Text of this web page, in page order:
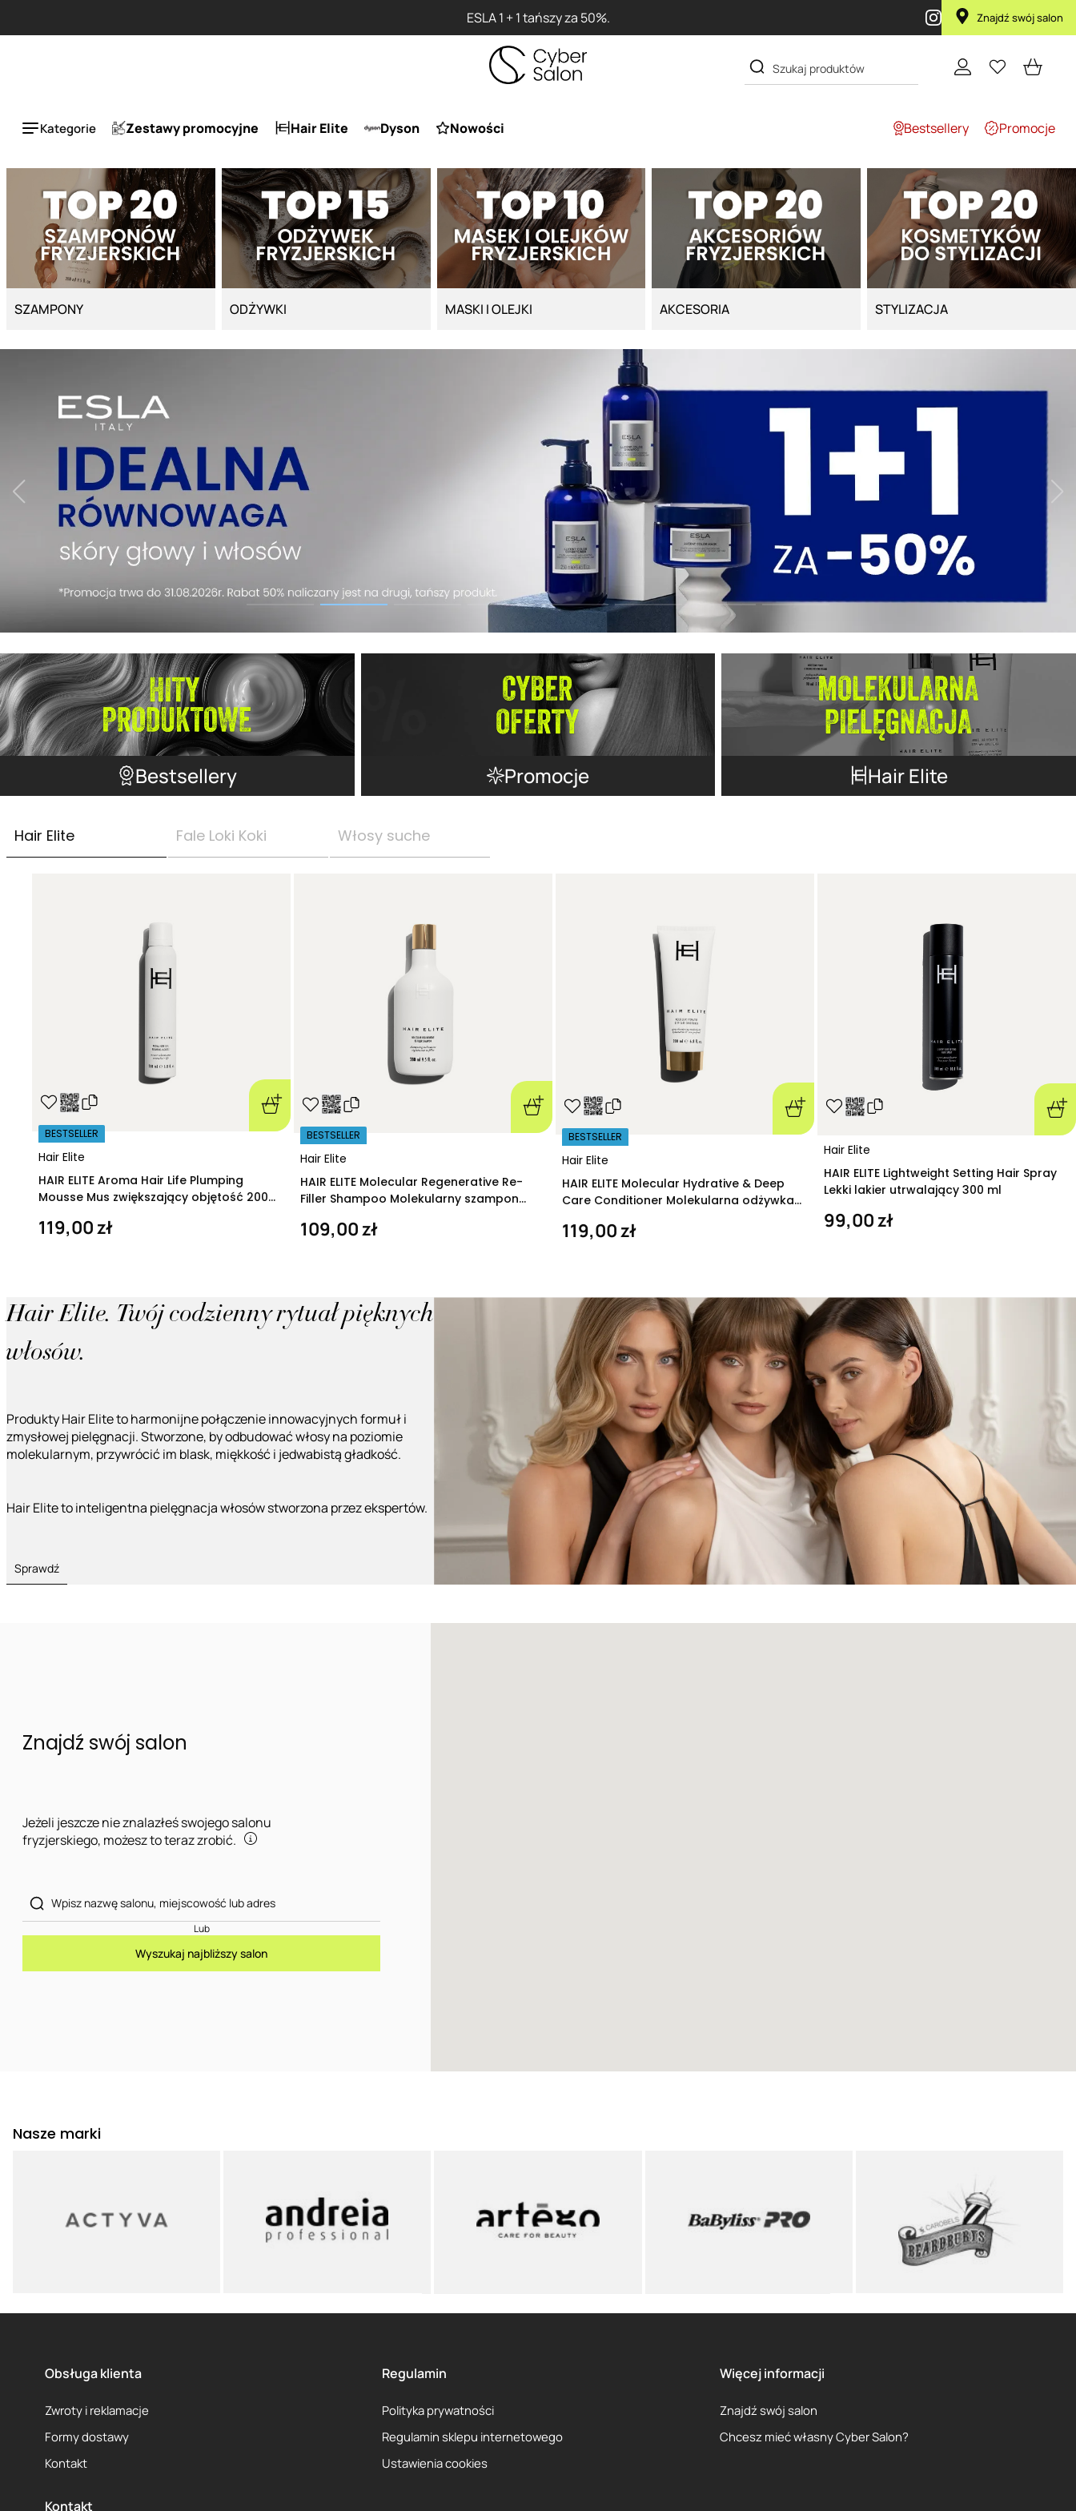
Przy zakupie produktu Artego Maska Lola za 1 żł Znajdź swój salon
Kategorie Zestawy promocyjne Hair Elite Dyson Nowości Bestsellery Promocje
SZAMPONY ODŻYWKI MASKI I OLEJKI AKCESORIA STYLIZACJA
Bestsellery Promocje Hair Elite
Hair Elite Fale Loki Koki Włosy suche
Hair Elite
BESTSELLER
HAIR ELITE Aroma Hair Life Plumping
Mousse Mus zwiększający objętość 200
119,00 zł
Hair Elite
BESTSELLER
HAIR ELITE Molecular Regenerative Re-
Filler Shampoo Molekularny szampon
109,00 zł
Hair Elite
BESTSELLER
HAIR ELITE Molecular Hydrative & Deep
Care Conditioner Molekularna odżywka
119,00 zł
Hair Elite
HAIR ELITE Lightweight Setting Hair Spray
Lekki lakier utrwalający 300 ml
99,00 zł
Hair Elite. Twój codzienny rytuał pięknych
włosów.
Produkty Hair Elite to harmonijne połączenie innowacyjnych formuł i
zmysłowej pielęgnacji. Stworzone, by odbudować włosy na poziomie
molekularnym, przywrócić im blask, miękkość i jedwabistą gładkość.
Hair Elite to inteligentna pielęgnacja włosów stworzona przez ekspertów.
Sprawdź
Znajdź swój salon
Jeżeli jeszcze nie znalazłeś swojego salonu
fryzjerskiego, możesz to teraz zrobić.
Lub
Wyszukaj najbliższy salon
Nasze marki
Obsługa klienta
Zwroty i reklamacje
Formy dostawy
Kontakt
Regulamin
Polityka prywatności
Regulamin sklepu internetowego
Ustawienia cookies
Więcej informacji
Znajdź swój salon
Chcesz mieć własny Cyber Salon?
Kontakt